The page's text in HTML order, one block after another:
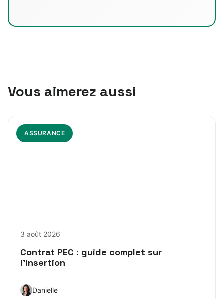
Vous aimerez aussi
ASSURANCE
3 août 2026
Contrat PEC : guide complet sur
l’insertion
Danielle